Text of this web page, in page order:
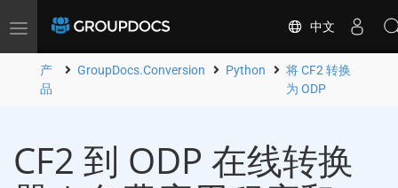
Toggle
中文
产
品
GroupDocs.Conversion Python
将 CF2 转换
为 ODP
CF2 到 ODP 在线转换